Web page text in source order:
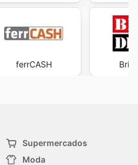
ferrCASH
Supermercados
Moda